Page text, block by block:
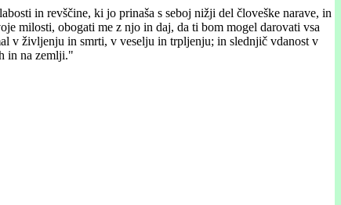
in revščine, ki jo prinaša s seboj nižji del človeške narave, in
milosti, obogati me z njo in daj, da ti bom mogel darovati vsa
v življenju in smrti, v veselju in trpljenju; in slednjič vdanost v
in na zemlji."